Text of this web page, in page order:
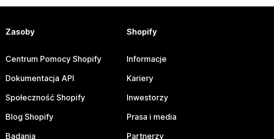
Zasoby
Centrum Pomocy Shopify
Dokumentacja API
Społeczność Shopify
Blog Shopify
Badania
Shopify
Informacje
Kariery
Inwestorzy
Prasa i media
Partnerzy